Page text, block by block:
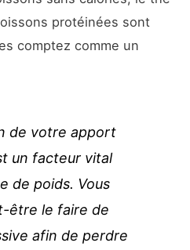
protéinées sont
comptez comme un
de votre apport
un facteur vital
de poids. Vous
être le faire de
afin de perdre